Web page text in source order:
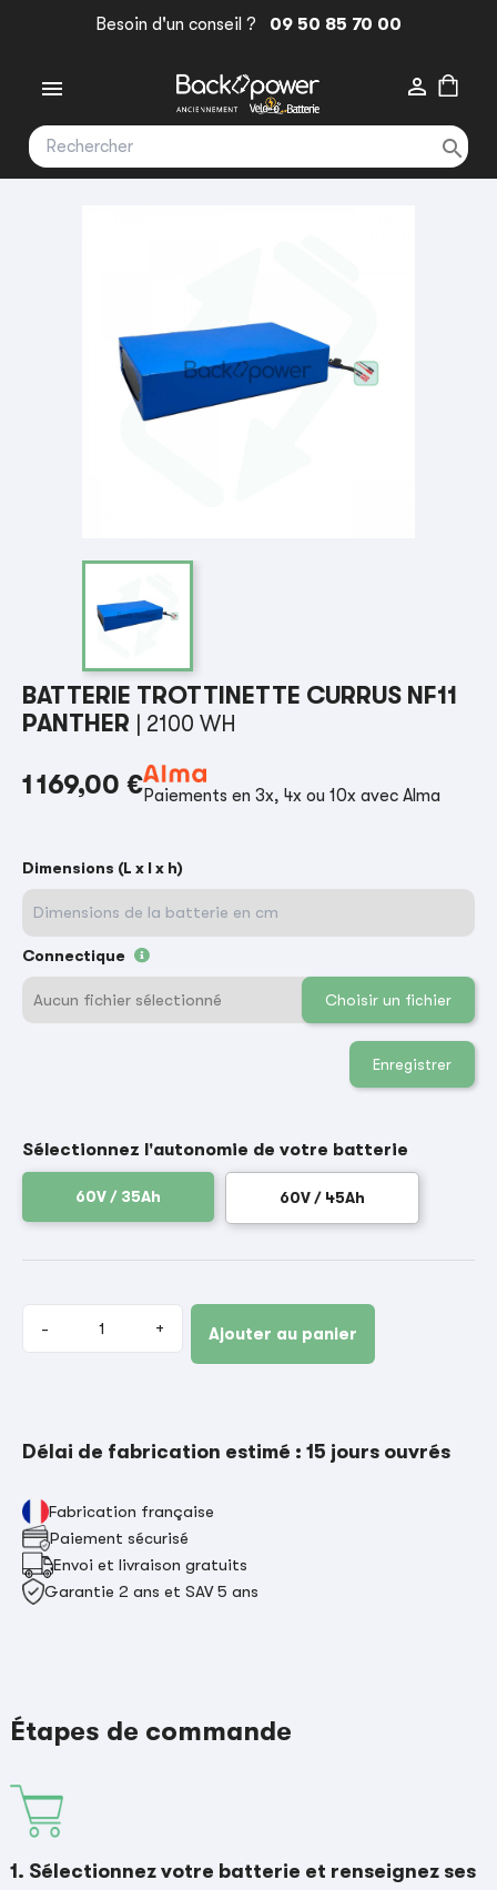
Besoin d'un conseil ? 09 50 85 70 00
 

BATTERIE TROTTINETTE CURRUS NF11
PANTHER
| 2100 WH
1 169,00 €Paiements en 3x, 4x ou 10x avec Alma
Dimensions (L x l x h)
Connectique
Aucun fichier sélectionné Choisir un fichier
Enregistrer
Sélectionnez l'autonomie de votre batterie
60V / 35Ah 60V / 45Ah
- + Ajouter au panier
Délai de fabrication estimé : 15 jours ouvrés
Fabrication française
Paiement sécurisé
Envoi et livraison gratuits
Garantie 2 ans et SAV 5 ans
Étapes de commande
1. Sélectionnez votre batterie et renseignez ses